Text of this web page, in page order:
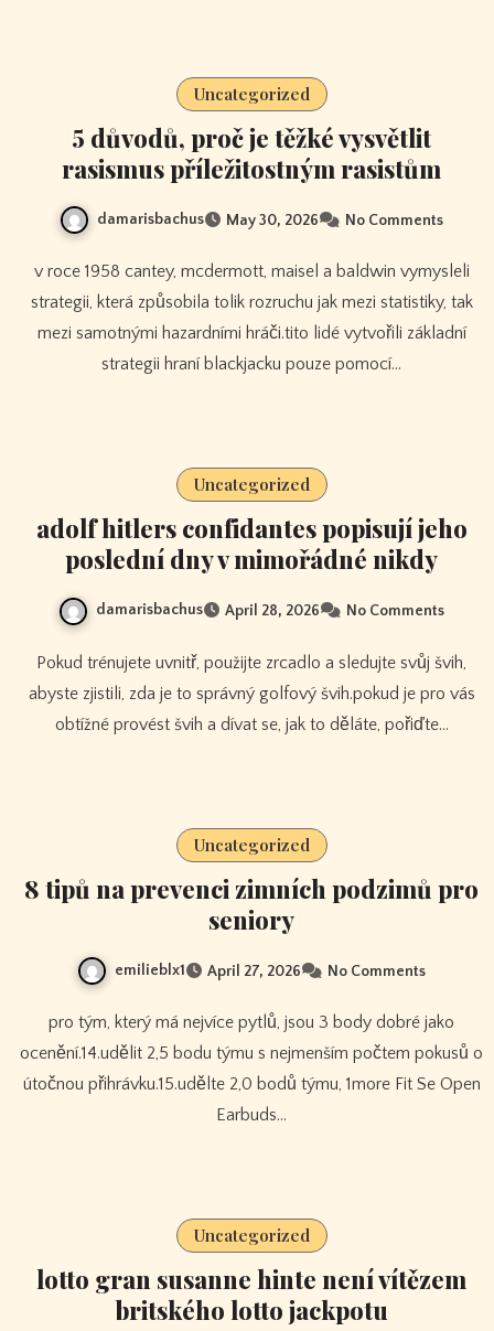
Uncategorized
5 důvodů, proč je těžké vysvětlit
rasismus příležitostným rasistům
damarisbachus May 30, 2026 No Comments
v roce 1958 cantey, mcdermott, maisel a baldwin vymysleli
strategii, která způsobila tolik rozruchu jak mezi statistiky, tak
mezi samotnými hazardními hráči.tito lidé vytvořili základní
strategii hraní blackjacku pouze pomocí…
Uncategorized
adolf hitlers confidantes popisují jeho
poslední dny v mimořádné nikdy
damarisbachus April 28, 2026 No Comments
Pokud trénujete uvnitř, použijte zrcadlo a sledujte svůj švih,
abyste zjistili, zda je to správný golfový švih.pokud je pro vás
obtížné provést švih a dívat se, jak to děláte, pořiďte…
Uncategorized
8 tipů na prevenci zimních podzimů pro
seniory
emilieblx1 April 27, 2026 No Comments
pro tým, který má nejvíce pytlů, jsou 3 body dobré jako
ocenění.14.udělit 2,5 bodu týmu s nejmenším počtem pokusů o
útočnou přihrávku.15.udělte 2,0 bodů týmu, 1more Fit Se Open
Earbuds…
Uncategorized
lotto gran susanne hinte není vítězem
britského lotto jackpotu